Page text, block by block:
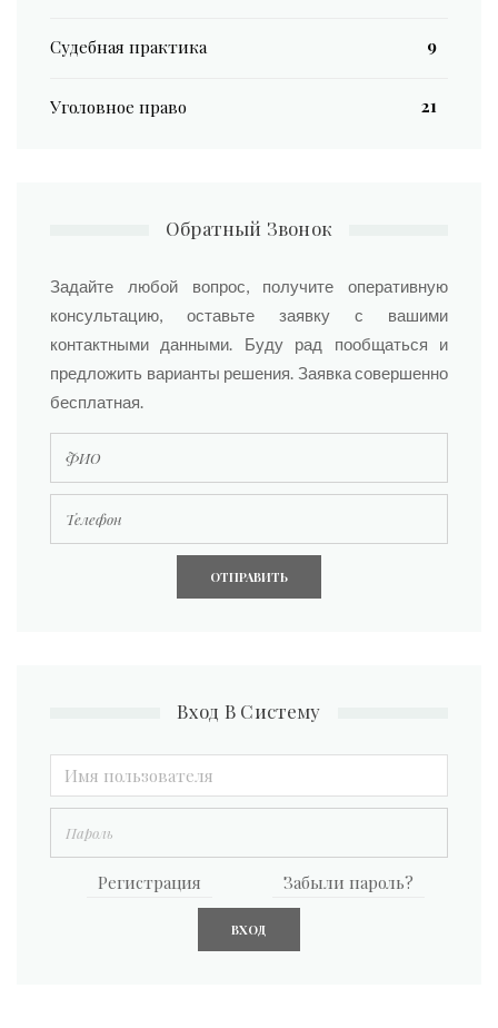
Судебная практика 9
Уголовное право 21
Обратный Звонок
ФИО
Задайте любой вопрос, получите оперативную
консультацию, оставьте заявку с вашими
контактными данными. Буду рад пообщаться и
предложить варианты решения. Заявка совершенно
бесплатная.
Вход В Систему
Регистрация Забыли пароль?